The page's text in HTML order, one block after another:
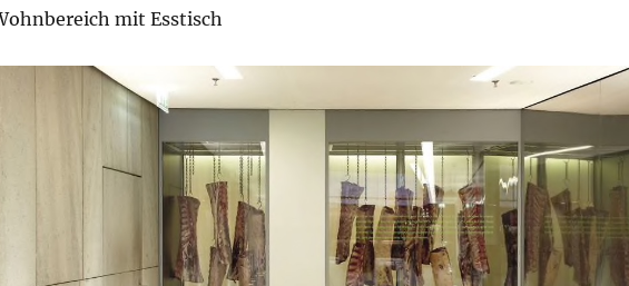
mit Esstisch